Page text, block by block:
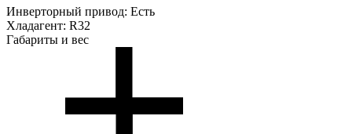
Инверторный привод: Есть
Хладагент: R32
Габариты и вес